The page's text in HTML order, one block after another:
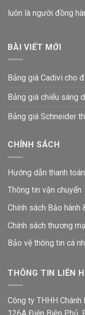
luôn là người đồng
BÀI VIẾT MỚI
Bảng giá Cadivi cho
Bảng giá chiếu sáng
Bảng giá Schneider
CHÍNH SÁCH
Hướng dẫn thanh toán
Thông tin vận chuyển
Chính sách Bảo hành
Chính sách thương
Bảo vệ thông tin cá
THÔNG TIN LIÊN
Công ty THHH Chánh